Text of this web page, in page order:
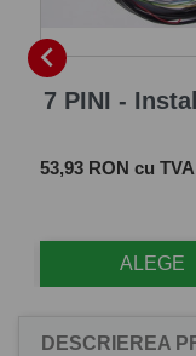

7 PINI -
Pret
53,93 RON cu TVA
ALEGE
DESCRIEREA